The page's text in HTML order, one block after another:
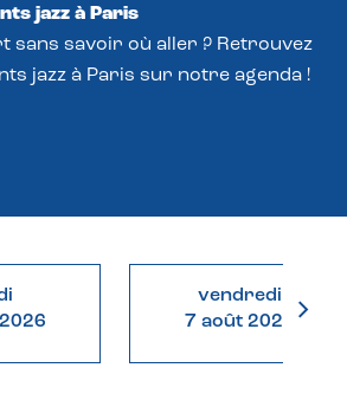
jazz à Paris
sans savoir où aller ? Retrouvez
jazz à Paris sur notre agenda !
vendredi
7 août 2026